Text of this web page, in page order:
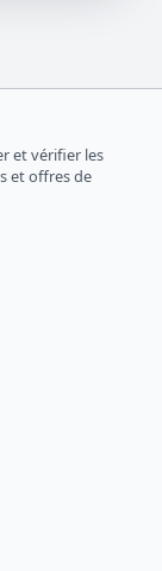
et vérifier les
et offres de